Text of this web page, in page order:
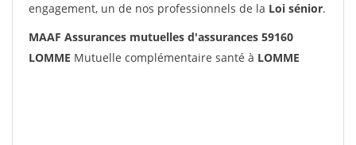
engagement, un de nos professionnels de la Loi sénior.
MAAF Assurances mutuelles d'assurances 59160
LOMME Mutuelle complémentaire santé à LOMME